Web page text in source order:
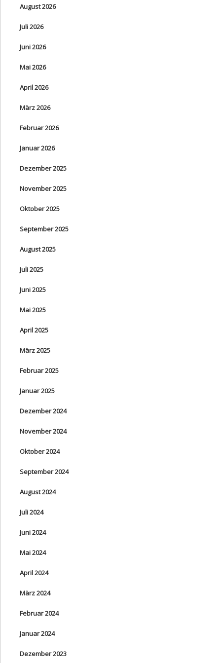
August 2026
Juli 2026
Juni 2026
Mai 2026
April 2026
März 2026
Februar 2026
Januar 2026
Dezember 2025
November 2025
Oktober 2025
September 2025
August 2025
Juli 2025
Juni 2025
Mai 2025
April 2025
März 2025
Februar 2025
Januar 2025
Dezember 2024
November 2024
Oktober 2024
September 2024
August 2024
Juli 2024
Juni 2024
Mai 2024
April 2024
März 2024
Februar 2024
Januar 2024
Dezember 2023